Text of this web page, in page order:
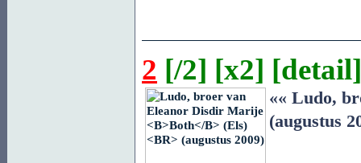
2 [/2] [x2] [detail
«« Ludo,
(augustus